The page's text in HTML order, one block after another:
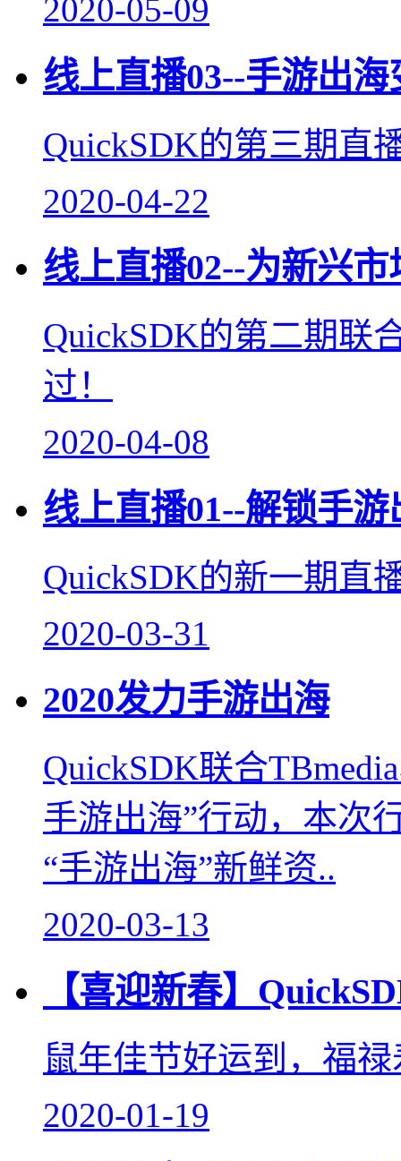
2020-05-09
线上直播03--手游出
QuickSDK的第三期直
2020-04-22
线上直播02--为新兴
QuickSDK的第二期联
过！
2020-04-08
线上直播01--解锁手
QuickSDK的新一期直
2020-03-31
2020发力手游出海
QuickSDK联合
手游出海”行动，本次
“手游出海”新鲜资..
2020-03-13
【喜迎新春】
鼠年佳节好运到，福
2020-01-19